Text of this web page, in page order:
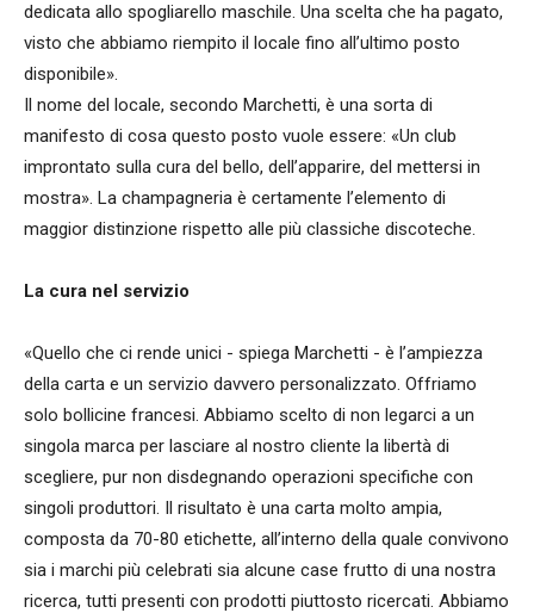
dedicata allo spogliarello maschile. Una scelta che ha pagato,
visto che abbiamo riempito il locale fino all’ultimo posto
disponibile».
Il nome del locale, secondo Marchetti, è una sorta di
manifesto di cosa questo posto vuole essere: «Un club
improntato sulla cura del bello, dell’apparire, del mettersi in
mostra». La champagneria è certamente l’elemento di
maggior distinzione rispetto alle più classiche discoteche.
La cura nel servizio
«Quello che ci rende unici - spiega Marchetti - è l’ampiezza
della carta e un servizio davvero personalizzato. Offriamo
solo bollicine francesi. Abbiamo scelto di non legarci a un
singola marca per lasciare al nostro cliente la libertà di
scegliere, pur non disdegnando operazioni specifiche con
singoli produttori. Il risultato è una carta molto ampia,
composta da 70-80 etichette, all’interno della quale convivono
sia i marchi più celebrati sia alcune case frutto di una nostra
ricerca, tutti presenti con prodotti piuttosto ricercati. Abbiamo